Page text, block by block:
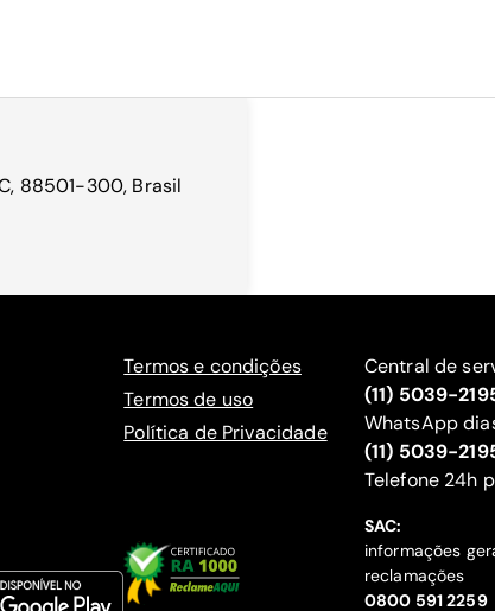
88501-300, Brasil
Termos e condições
Termos de uso
Política de Privacidade
Central de
(11) 5039-
WhatsApp
(11) 5039-
‍Telefone 24h
SAC:
informações
reclamações
‍0800 591 2259